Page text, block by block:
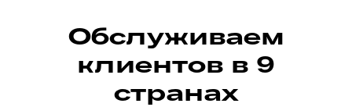
Обслуживаем
клиентов в 9
странах